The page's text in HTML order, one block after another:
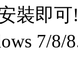
裝即可
7/8/